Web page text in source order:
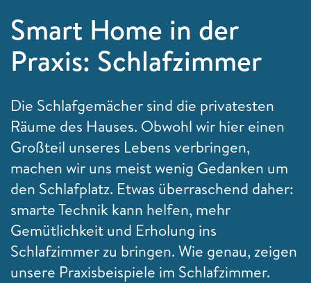
Smart Home in der
Praxis: Schlafzimmer
Die Schlafgemächer sind die privatesten
Räume des Hauses. Obwohl wir hier einen
Großteil unseres Lebens verbringen,
machen wir uns meist wenig Gedanken um
den Schlafplatz. Etwas überraschend daher:
smarte Technik kann helfen, mehr
Gemütlichkeit und Erholung ins
Schlafzimmer zu bringen. Wie genau, zeigen
unsere Praxisbeispiele im Schlafzimmer.